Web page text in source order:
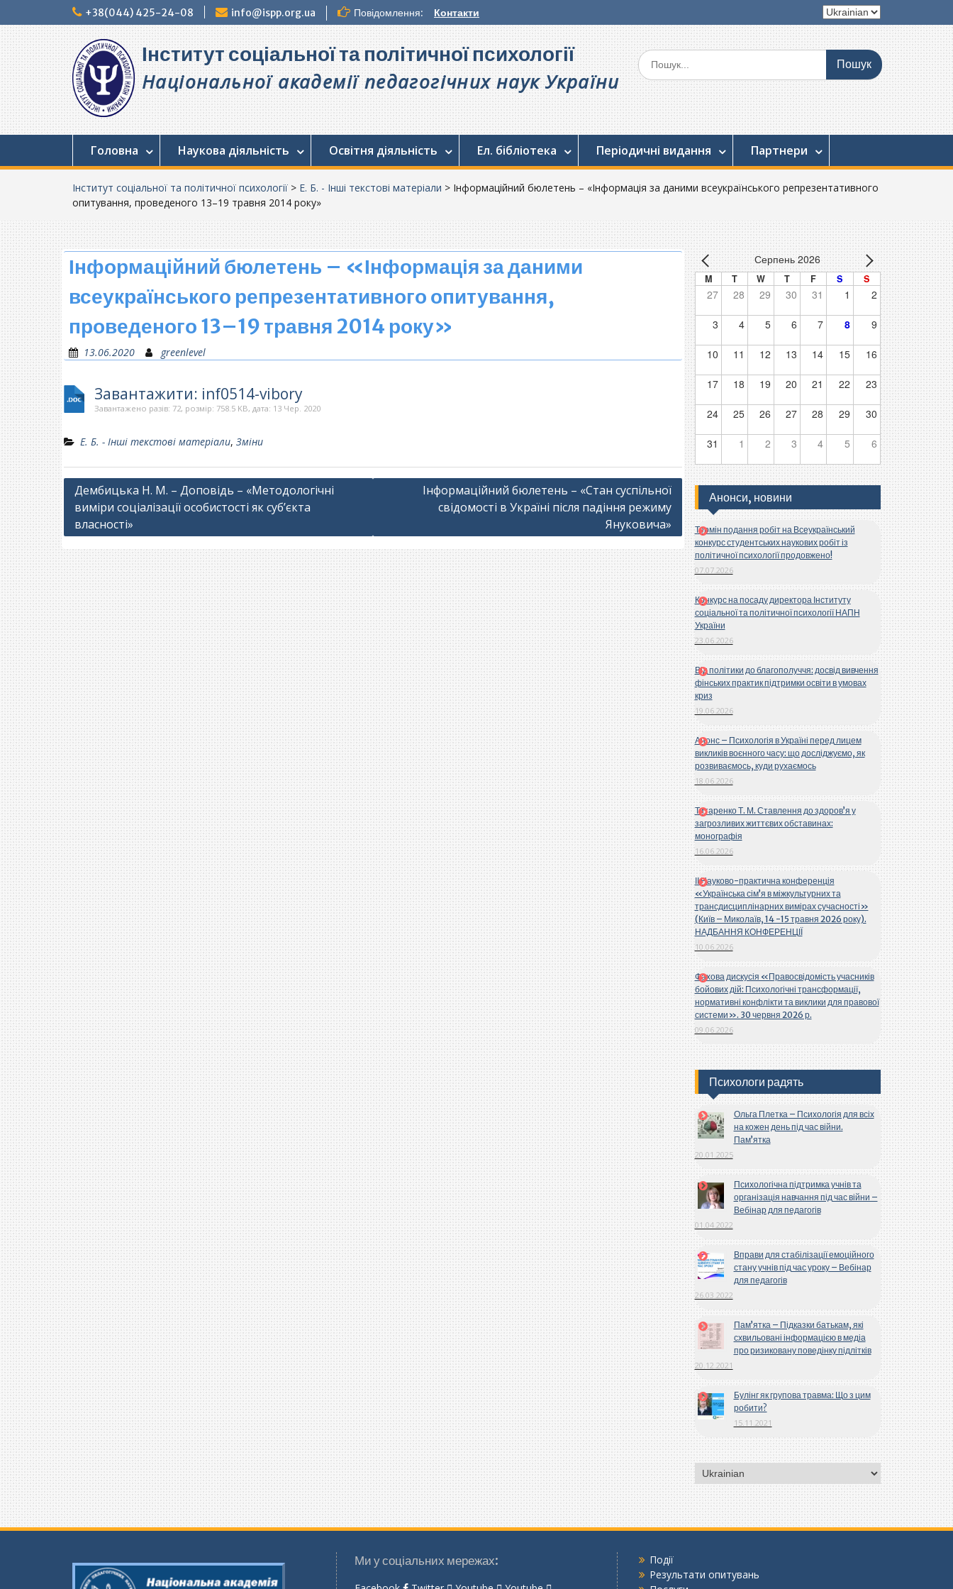
до
+38(044) 425-24-08 info@ispp.org.ua Повідомлення: Контакти
Вибрати
мову
Інститут соціальної та політичної психології
Національної академії педагогічних наук України
Шукати:
Головна Наукова діяльність Освітня діяльність Ел. бібліотека Періодичні видання Партнери
Інститут соціальної та політичної психології > Е. Б. - Інші текстові матеріали > Інформаційний бюлетень – «Інформація за даними всеукраїнського репрезентативного
опитування, проведеного 13–19 травня 2014 року»
Інформаційний бюлетень – «Інформація за даними
всеукраїнського репрезентативного опитування,
проведеного 13–19 травня 2014 року»
13.06.2020 greenlevel
Завантажити: inf0514-vibory
Завантажено разів: 72, розмір: 758.5 KB, дата: 13 Чер. 2020
Е. Б. - Інші текстові матеріали, Зміни
Навігація
записів
Дембицька Н. М. – Доповідь – «Методологічні
виміри соціалізації особистості як суб’єкта
власності»
Інформаційний бюлетень – «Стан суспільної
свідомості в Україні після падіння режиму
Януковича»
Серпень 2026
M T W T F S S
27 28 29 30 31 1 2
3 4 5 6 7 8 9
10 11 12 13 14 15 16
17 18 19 20 21 22 23
24 25 26 27 28 29 30
31 1 2 3 4 5 6
Анонси, новини
Термін подання робіт на Всеукраїнський
конкурс студентських наукових робіт із
політичної психології продовжено!
07.07.2026
Конкурс на посаду директора Інституту
соціальної та політичної психології НАПН
України
23.06.2026
Від політики до благополуччя: досвід вивчення
фінських практик підтримки освіти в умовах
криз
19.06.2026
Анонс – Психологія в Україні перед лицем
викликів воєнного часу: що досліджуємо, як
розвиваємось, куди рухаємось
18.06.2026
Титаренко Т. М. Ставлення до здоров’я у
загрозливих життєвих обставинах:
монографія
16.06.2026
ІІ Науково-практична конференція
«Українська сім’я в міжкультурних та
трансдисциплінарних вимірах сучасності»
(Київ – Миколаїв, 14 -15 травня 2026 року).
НАДБАННЯ КОНФЕРЕНЦІЇ
10.06.2026
Фахова дискусія «Правосвідомість учасників
бойових дій: Психологічні трансформації,
нормативні конфлікти та виклики для правової
системи». 30 червня 2026 р.
09.06.2026
Психологи радять
Ольга Плетка – Психологія для всіх
на кожен день під час війни.
Пам’ятка
20.01.2025
Психологічна підтримка учнів та
організація навчання під час війни –
Вебінар для педагогів
01.04.2022
Вправи для стабілізації емоційного
стану учнів під час уроку – Вебінар
для педагогів
26.03.2022
Пам’ятка – Підказки батькам, які
схвильовані інформацією в медіа
про ризиковану поведінку підлітків
20.12.2021
Булінг як групова травма: Що з цим
робити?
15.11.2021
Вибрати
мову
Ми у соціальних мережах:
Події
Результати опитувань